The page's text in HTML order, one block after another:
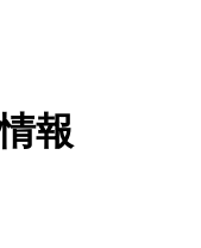
報